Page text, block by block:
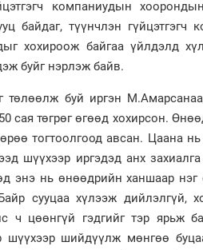
компаниудын
түүнчлэн гүйцэтгэгч
хохироож байгаа үйлдэлд
буйг нэрлэж байв.
буй иргэн
сая төгрөг өгөөд хохирсон.
тогтоолгоод авсан. Цаана
шүүхээр иргэдэд анх
энэ нь өнөөдрийн ханшаар
сууцаа хүлээж дийлэлгүй,
цөөнгүй гэдгийг тэр ярьж
шүүхээр шийдүүлж мөнгөө